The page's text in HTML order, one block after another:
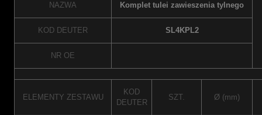
NAZWA Komplet tulei zawieszenia tylnego
KOD DEUTER SL4KPL2
NR OE
ELEMENTY ZESTAWU
KOD
DEUTER
SZT. Ø (mm)